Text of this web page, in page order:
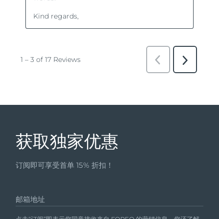
获取独家优惠
订阅即可享受首单 15% 折扣！
邮箱地址